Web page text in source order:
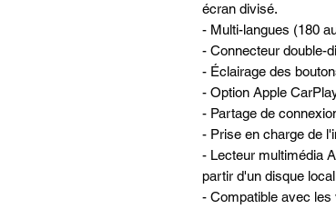
écran divisé.
- Multi-langues (180
- Connecteur double-
- Éclairage des
- Option Apple
- Partage de
- Prise en charge de
- Lecteur multimédia
partir d'un disque
- Compatible avec les